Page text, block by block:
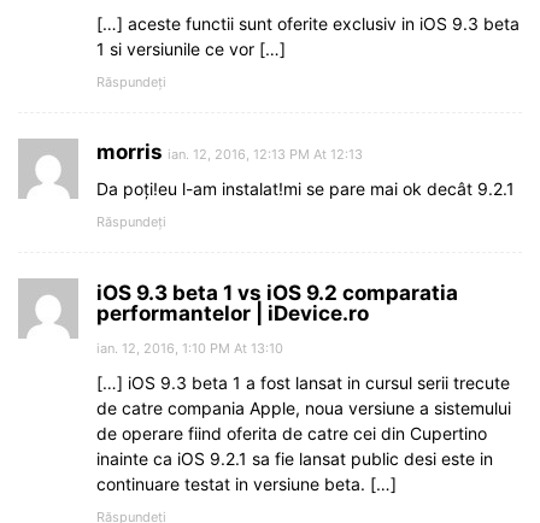
[…] aceste functii sunt oferite exclusiv in iOS 9.3 beta
1 si versiunile ce vor […]
Răspundeți
morris ian. 12, 2016, 12:13 PM At 12:13
Da poți!eu l-am instalat!mi se pare mai ok decât 9.2.1
Răspundeți
iOS 9.3 beta 1 vs iOS 9.2 comparatia
performantelor | iDevice.ro
ian. 12, 2016, 1:10 PM At 13:10
[…] iOS 9.3 beta 1 a fost lansat in cursul serii trecute
de catre compania Apple, noua versiune a sistemului
de operare fiind oferita de catre cei din Cupertino
inainte ca iOS 9.2.1 sa fie lansat public desi este in
continuare testat in versiune beta. […]
Răspundeți